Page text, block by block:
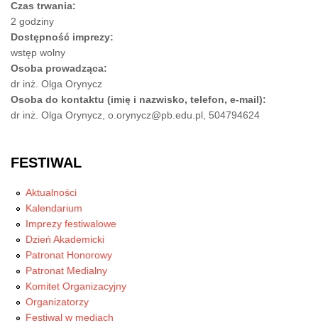
Czas trwania:
2 godziny
Dostępność imprezy:
wstęp wolny
Osoba prowadząca:
dr inż. Olga Orynycz
Osoba do kontaktu (imię i nazwisko, telefon, e-mail):
dr inż. Olga Orynycz, o.orynycz@pb.edu.pl, 504794624
FESTIWAL
Aktualności
Kalendarium
Imprezy festiwalowe
Dzień Akademicki
Patronat Honorowy
Patronat Medialny
Komitet Organizacyjny
Organizatorzy
Festiwal w mediach